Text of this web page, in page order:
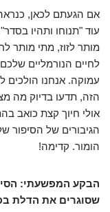
אם הגעתם לכאן,
עוד "תנוחו ותהיו
מותר לזוז, מתי מותר
לחיים הנורמליים
עמוקה. אנחנו
הזה, תדעו בדיוק מה
אולי חיוך קצת כואב
הגיבורים של הסיפור
הומור. קדימה!
הבקע המפשעתי:
שסוגרים את הדלת